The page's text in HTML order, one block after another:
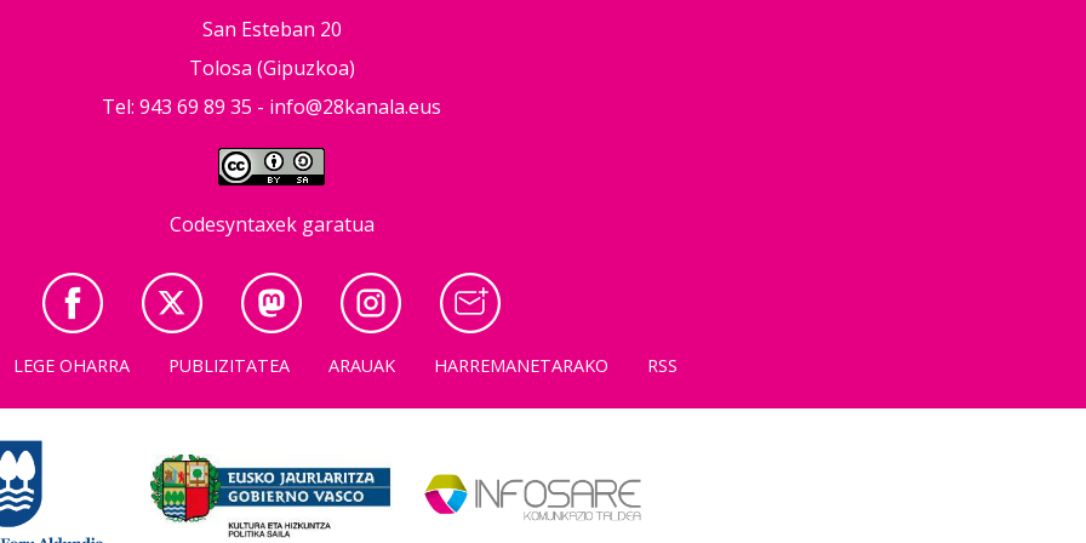
San Esteban 20
Tolosa (Gipuzkoa)
Tel: 943 69 89 35 - info@28kanala.eus
Codesyntaxek garatua
LEGE OHARRA PUBLIZITATEA ARAUAK HARREMANETARAKO RSS